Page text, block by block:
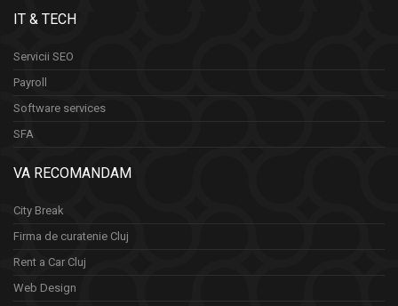
IT & TECH
Servicii SEO
Payroll
Software services
SFA
VA RECOMANDAM
City Break
Firma de curatenie Cluj
Rent a Car Cluj
Web Design